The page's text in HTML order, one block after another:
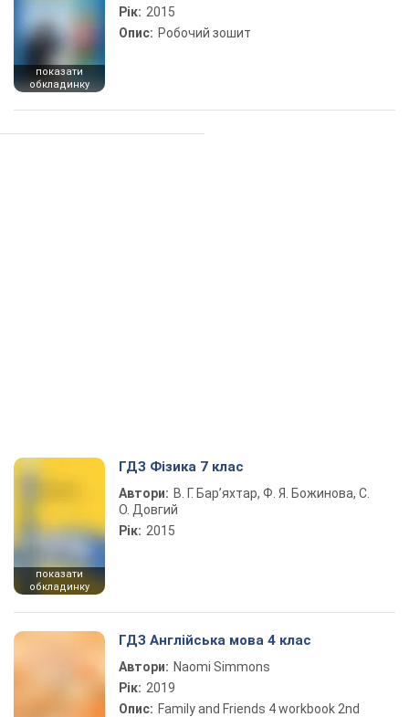
показати
обкладинку
Рік: 2015
Опис: Робочий зошит
показати
обкладинку
ГДЗ Фізика 7 клас
Автори: В. Г. Бар’яхтар, Ф. Я. Божинова, С.
О. Довгий
Рік: 2015
ГДЗ Англійська мова 4 клас
Автори: Naomi Simmons
Рік: 2019
Опис: Family and Friends 4 workbook 2nd